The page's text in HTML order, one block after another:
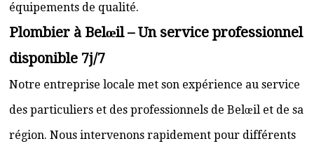
équipements de qualité.
Plombier à Belœil – Un service professionnel
disponible 7j/7
Notre entreprise locale met son expérience au service
des particuliers et des professionnels de Belœil et de sa
région. Nous intervenons rapidement pour différents